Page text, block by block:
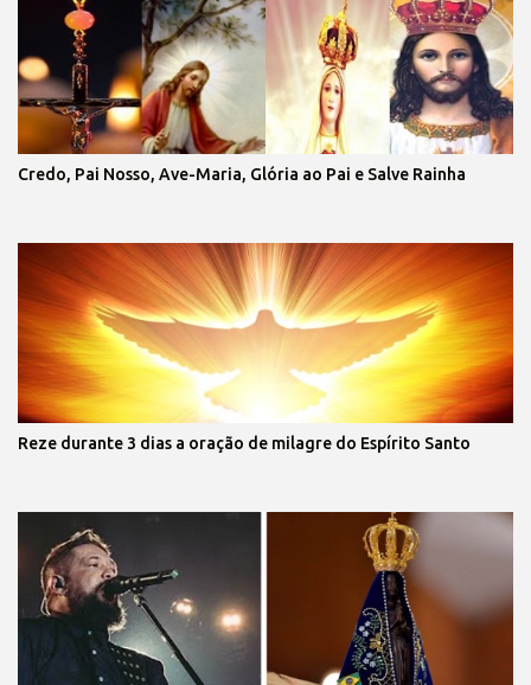
Credo, Pai Nosso, Ave-Maria, Glória ao Pai e Salve Rainha
Reze durante 3 dias a oração de milagre do Espírito Santo